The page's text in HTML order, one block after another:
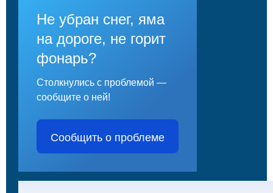
Не убран снег, яма
на дороге, не горит
фонарь?
Столкнулись с проблемой —
сообщите о ней!
Сообщить о проблеме